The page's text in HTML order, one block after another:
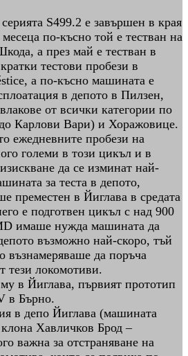
S499.2 е завършен в края
по-късно той е тестван на
а през май е тестван в
тестови пробези в
а по-късно машината е
в депото в Пилзен,
от всички категории по
Карлови Вари) и Хоражовице.
ежедневните пробези на
големи в този цикъл и в
да се изминат най-
за теста в депото,
преместен в Йиглава в средата
е подготвен цикъл с над 900
имаше нужда машината да
възможно най-скоро, тъй
възнамеряваше да поръча
тези локомотиви.
в Йиглава, първият прототип
в Бърно.
в депо Йиглава (машината
Хавличков Брод –
важна за отстраняване на